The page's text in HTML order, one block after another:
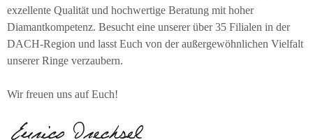
exzellente Qualität und hochwertige Beratung mit hoher
Diamantkompetenz. Besucht eine unserer über 35 Filialen in der
DACH-Region und lasst Euch von der außergewöhnlichen Vielfalt
unserer Ringe verzaubern.
Wir freuen uns auf Euch!